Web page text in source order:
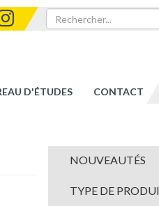
D'ÉTUDES CONTACT
NOUVEAUTÉS
TYPE DE